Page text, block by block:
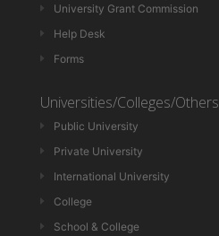
University Grant Commission
Help Desk
Forms
Universities/Colleges/Others
Public University
Private University
International University
College
School & College